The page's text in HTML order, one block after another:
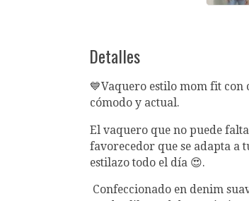
Detalles
💙Vaquero estilo mom fit
cómodo y actual.
El vaquero que no puede
favorecedor que se adapta a
estilazo todo el día 😍.
Confeccionado en denim